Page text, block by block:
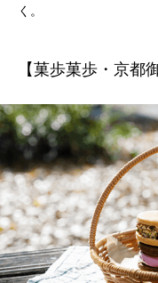
く。
【菓歩菓歩・京都